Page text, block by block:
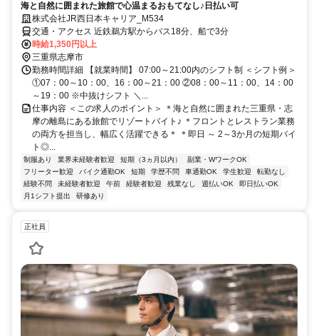
海と自然に囲まれた旅館で心温まるおもてなし♪日払い可
株式会社JR西日本キャリア_M534
交通・アクセス 近鉄鵜方駅からバス18分、船で3分
時給1,350円以上
三重県志摩市
勤務時間詳細 【就業時間】 07:00～21:00内のシフト制 ＜シフト例＞
①07：00～10：00、16：00～21：00 ②08：00～11：00、14：00
～19：00 ※中抜けシフト ＼...
仕事内容 ＜この求人のポイント＞ ＊海と自然に囲まれた三重県・志
摩の離島にある旅館でリゾートバイト♪ ＊フロントとレストラン業務
の両方を担当し、幅広く活躍できる＊ ＊即日 ～ 2～3か月の短期バイ
ト◎...
制服あり 業界未経験者歓迎 短期（3ヵ月以内）
副業・WワークOK
フリーター歓迎
バイク通勤OK 短期 学歴不問 車通勤OK 学生歓迎
転勤なし
経験不問
未経験者歓迎 午前 経験者歓迎 残業なし 週払いOK
即日払いOK
月1シフト提出
研修あり
正社員